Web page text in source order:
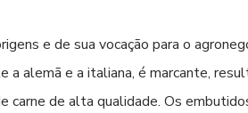
e de sua vocação para o
alemã e a italiana, é marcante,
carne de alta qualidade. Os